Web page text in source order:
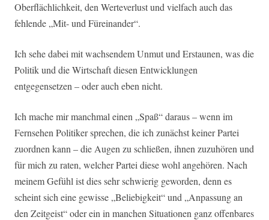
Oberflächlichkeit, den Werteverlust und vielfach auch das
fehlende „Mit- und Füreinander“.
Ich sehe dabei mit wachsendem Unmut und Erstaunen, was die
Politik und die Wirtschaft diesen Entwicklungen
entgegensetzen – oder auch eben nicht.
Ich mache mir manchmal einen „Spaß“ daraus – wenn im
Fernsehen Politiker sprechen, die ich zunächst keiner Partei
zuordnen kann – die Augen zu schließen, ihnen zuzuhören und
für mich zu raten, welcher Partei diese wohl angehören. Nach
meinem Gefühl ist dies sehr schwierig geworden, denn es
scheint sich eine gewisse „Beliebigkeit“ und „Anpassung an
den Zeitgeist“ oder ein in manchen Situationen ganz offenbares